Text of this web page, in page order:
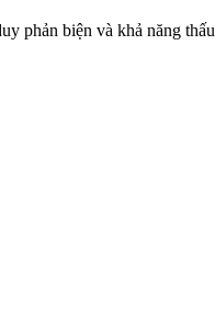
phản biện và khả năng